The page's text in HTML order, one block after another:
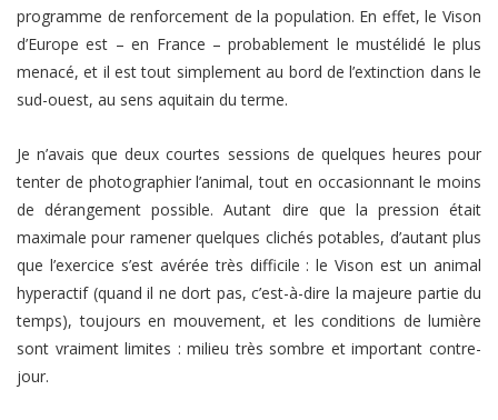
programme de renforcement de la population. En effet, le Vison
d’Europe est – en France – probablement le mustélidé le plus
menacé, et il est tout simplement au bord de l’extinction dans le
sud-ouest, au sens aquitain du terme.
Je n’avais que deux courtes sessions de quelques heures pour
tenter de photographier l’animal, tout en occasionnant le moins
de dérangement possible. Autant dire que la pression était
maximale pour ramener quelques clichés potables, d’autant plus
que l’exercice s’est avérée très difficile : le Vison est un animal
hyperactif (quand il ne dort pas, c’est-à-dire la majeure partie du
temps), toujours en mouvement, et les conditions de lumière
sont vraiment limites : milieu très sombre et important contre-
jour.